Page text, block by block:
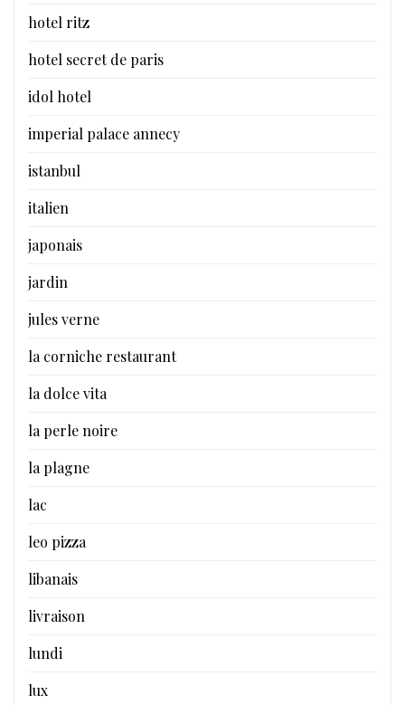
hotel ritz
hotel secret de paris
idol hotel
imperial palace annecy
istanbul
italien
japonais
jardin
jules verne
la corniche restaurant
la dolce vita
la perle noire
la plagne
lac
leo pizza
libanais
livraison
lundi
lux